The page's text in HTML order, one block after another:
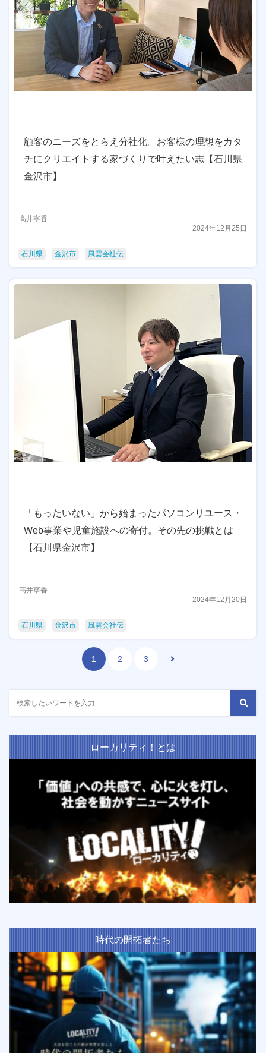
顧客のニーズをとらえ分社化。お客様の理想をカタ
チにクリエイトする家づくりで叶えたい志【石川県
金沢市】
高井寧香
2024年12月25日
石川県 金沢市 風雲会社伝
「もったいない」から始まったパソコンリユース・
Web事業や児童施設への寄付。その先の挑戦とは
【石川県金沢市】
高井寧香
2024年12月20日
石川県 金沢市 風雲会社伝
1 2 3
ローカリティ！とは
時代の開拓者たち